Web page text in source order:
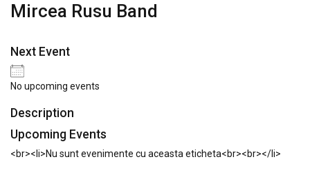
Mircea Rusu Band
Next Event
No upcoming events
Description
Upcoming Events
<br><li>Nu sunt evenimente cu aceasta eticheta<br><br></li>